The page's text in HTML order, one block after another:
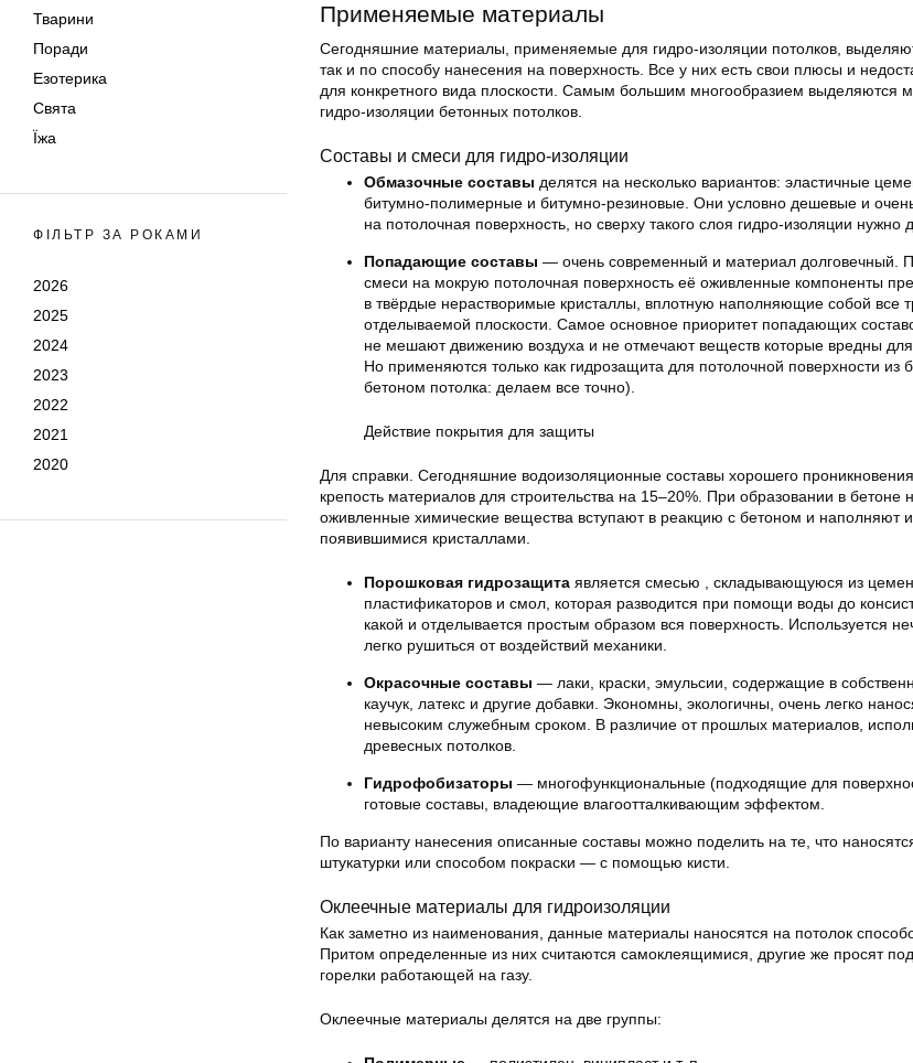
Тварини
Поради
Езотерика
Свята
Їжа
ФІЛЬТР ЗА РОКАМИ
2026
2025
2024
2023
2022
2021
2020
Применяемые материалы
Сегодняшние материалы, применяемые для гидро-изоляции потолков,
так и по способу нанесения на поверхность. Все у них есть свои плюсы и
для конкретного вида плоскости. Самым большим многообразием выделяются
гидро-изоляции бетонных потолков.
Составы и смеси для гидро-изоляции
Обмазочные составы делятся на несколько вариантов: эластичные
битумно-полимерные и битумно-резиновые. Они условно дешевые и очень
на потолочная поверхность, но сверху такого слоя гидро-изоляции нужно
Попадающие составы — очень современный и материал долговечный.
смеси на мокрую потолочная поверхность её оживленные компоненты
в твёрдые нерастворимые кристаллы, вплотную наполняющие собой все
отделываемой плоскости. Самое основное приоритет попадающих
не мешают движению воздуха и не отмечают веществ которые вредны для
Но применяются только как гидрозащита для потолочной поверхности из
бетоном потолка: делаем все точно).
Действие покрытия для защиты
Для справки. Сегодняшние водоизоляционные составы хорошего
крепость материалов для строительства на 15–20%. При образовании в бетоне
оживленные химические вещества вступают в реакцию с бетоном и наполняют
появившимися кристаллами.
Порошковая гидрозащита является смесью , складывающуюся из
пластификаторов и смол, которая разводится при помощи воды до
какой и отделывается простым образом вся поверхность. Используется
легко рушиться от воздействий механики.
Окрасочные составы — лаки, краски, эмульсии, содержащие в
каучук, латекс и другие добавки. Экономны, экологичны, очень легко
невысоким служебным сроком. В различие от прошлых материалов,
древесных потолков.
Гидрофобизаторы — многофункциональные (подходящие для
готовые составы, владеющие влагоотталкивающим эффектом.
По варианту нанесения описанные составы можно поделить на те, что
штукатурки или способом покраски — с помощью кисти.
Оклеечные материалы для гидроизоляции
Как заметно из наименования, данные материалы наносятся на потолок
Притом определенные из них считаются самоклеящимися, другие же просят
горелки работающей на газу.
Оклеечные материалы делятся на две группы: